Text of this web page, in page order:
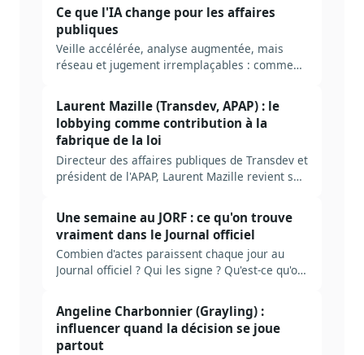
Ce que l'IA change pour les affaires
publiques
Veille accélérée, analyse augmentée, mais
réseau et jugement irremplaçables : comment
des affaires publiques.
Laurent Mazille (Transdev, APAP) : le
lobbying comme contribution à la
fabrique de la loi
Directeur des affaires publiques de Transdev et
président de l'APAP, Laurent Mazille revient sur
l'IA change au métier.
Une semaine au JORF : ce qu'on trouve
vraiment dans le Journal officiel
Combien d'actes paraissent chaque jour au
Journal officiel ? Qui les signe ? Qu'est-ce qu'on
faut industrialiser pour ne pas se noyer.
Angeline Charbonnier (Grayling) :
influencer quand la décision se joue
partout